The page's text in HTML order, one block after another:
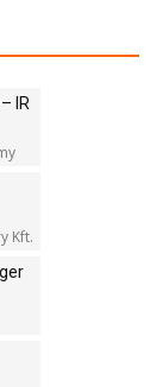
IR
Kft.